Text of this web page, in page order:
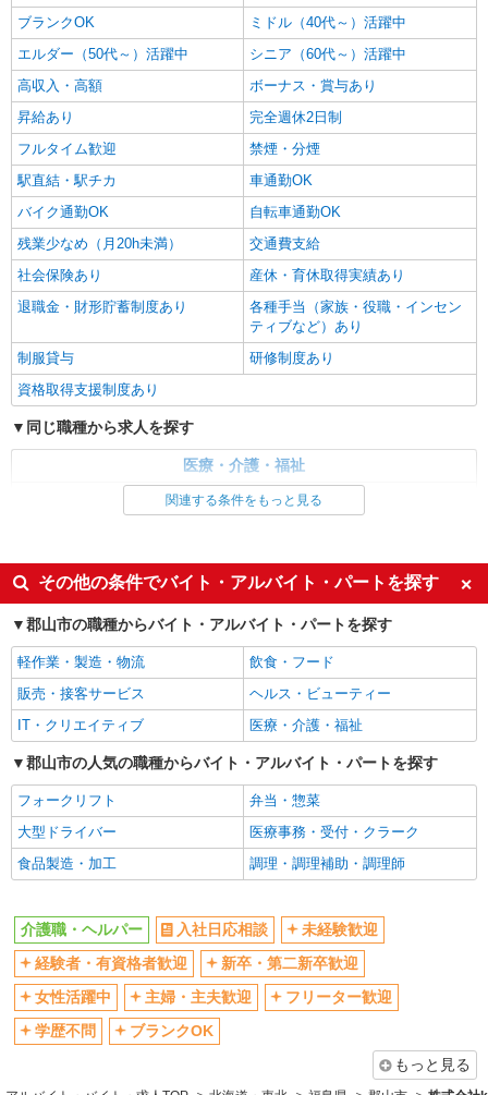
通費全支給(ガソリン代含む)＞
福島県郡山市
詳細を見る
ブランクOK
ミドル（40代～）活躍中
エルダー（50代～）活躍中
シニア（60代～）活躍中
高収入・高額
ボーナス・賞与あり
昇給あり
完全週休2日制
フルタイム歓迎
禁煙・分煙
駅直結・駅チカ
車通勤OK
バイク通勤OK
自転車通勤OK
残業少なめ（月20h未満）
交通費支給
社会保険あり
産休・育休取得実績あり
退職金・財形貯蓄制度あり
各種手当（家族・役職・インセン
ティブなど）あり
制服貸与
研修制度あり
資格取得支援制度あり
同じ職種から求人を探す
医療・介護・福祉
未経験歓迎
ミドル（40代～）活躍中
ボーナス・賞与あり
車通勤OK
交通費支給
社会保険あり
産休・育休取得実績あり
関連する条件をもっと見る
その他の条件でバイト・アルバイト・パートを探す
郡山市の職種からバイト・アルバイト・パートを探す
軽作業・製造・物流
飲食・フード
販売・接客サービス
ヘルス・ビューティー
IT・クリエイティブ
医療・介護・福祉
郡山市の人気の職種からバイト・アルバイト・パートを探す
フォークリフト
弁当・惣菜
大型ドライバー
医療事務・受付・クラーク
食品製造・加工
調理・調理補助・調理師
介護職・ヘルパー 入社日応相談
未経験歓迎
経験者・有資格者歓迎
新卒・第二新卒歓迎
女性活躍中
主婦・主夫歓迎
フリーター歓迎
学歴不問
ブランクOK
もっと見る